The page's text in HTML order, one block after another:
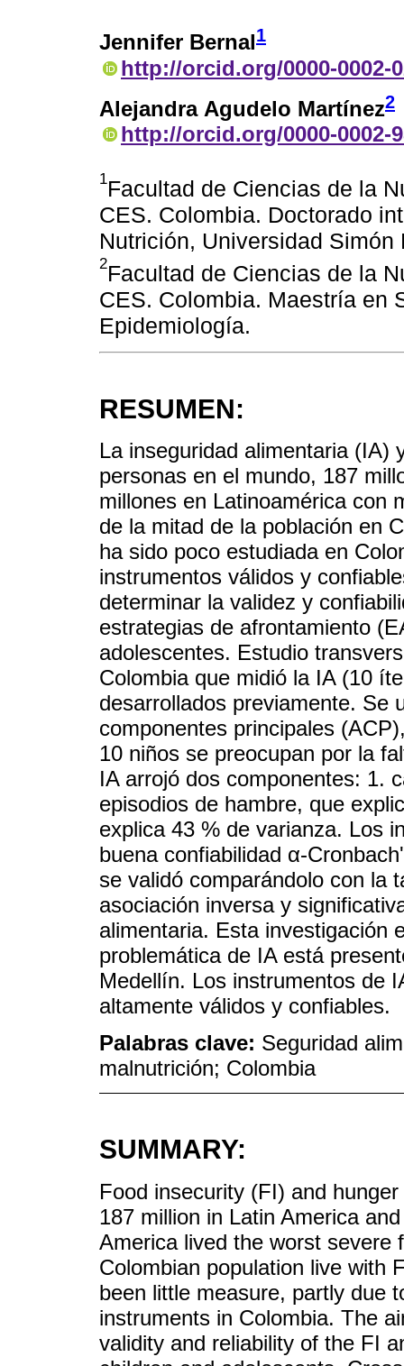
Jennifer Bernal1
http://orcid.org/0000-0002-
Alejandra Agudelo Martínez2
http://orcid.org/0000-0002-
1Facultad de Ciencias de la
CES. Colombia. Doctorado
Nutrición, Universidad
2Facultad de Ciencias de la
CES. Colombia. Maestría en
Epidemiología.
RESUMEN:
La inseguridad alimentaria (IA)
personas en el mundo, 187
millones en Latinoamérica con
de la mitad de la población en
ha sido poco estudiada en
instrumentos válidos y
determinar la validez y
estrategias de afrontamiento
adolescentes. Estudio
Colombia que midió la IA (10
desarrollados previamente. Se
componentes principales
10 niños se preocupan por la
IA arrojó dos componentes: 1.
episodios de hambre, que
explica 43 % de varianza. Los
buena confiabilidad α-
se validó comparándolo con la
asociación inversa y
alimentaria. Esta investigación
problemática de IA está
Medellín. Los instrumentos de
altamente válidos y confiables.
Palabras clave: Seguridad
malnutrición; Colombia
SUMMARY:
Food insecurity (FI) and
187 million in Latin America
America lived the worst severe
Colombian population live with
been little measure, partly due
instruments in Colombia. The
validity and reliability of the FI